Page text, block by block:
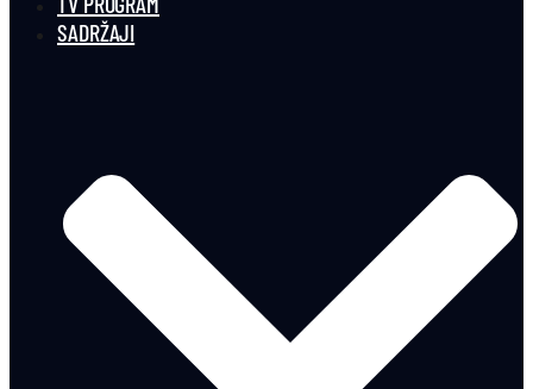
SADRŽAJI